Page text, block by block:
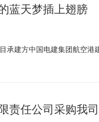
蓝天梦插上翅膀
建方中国电建集团航空港建
责任公司采购我